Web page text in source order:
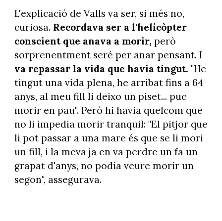
L'explicació de Valls va ser, si més no,
curiosa. Recordava ser a l'helicòpter
conscient que anava a morir, però
sorprenentment seré per anar pensant. I
va repassar la vida que havia tingut. "He
tingut una vida plena, he arribat fins a 64
anys, al meu fill li deixo un piset... puc
morir en pau". Però hi havia quelcom que
no li impedia morir tranquil: "El pitjor que
li pot passar a una mare és que se li mori
un fill, i la meva ja en va perdre un fa un
grapat d'anys, no podia veure morir un
segon", assegurava.